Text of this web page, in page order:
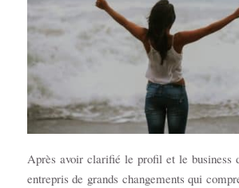
Après avoir clarifié le profil et le business
entrepris de grands changements qui